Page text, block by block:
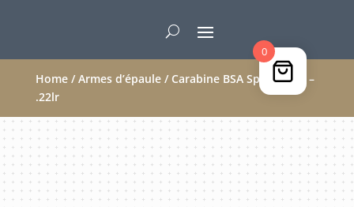
Home/ Armes d’épaule/ Carabine BSA Sportsman –
.22lr
0